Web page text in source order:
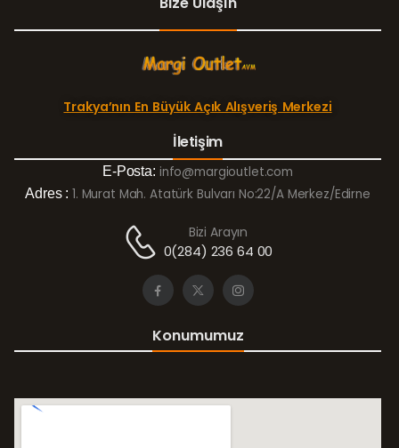
Trakya’nın En Büyük Açık Alışveriş Merkezi
İletişim
E-Posta: info@margioutlet.com
Adres : 1. Murat Mah. Atatürk Bulvarı No:22/A Merkez/Edirne
Bizi Arayın
0(284) 236 64 00
Konumumuz